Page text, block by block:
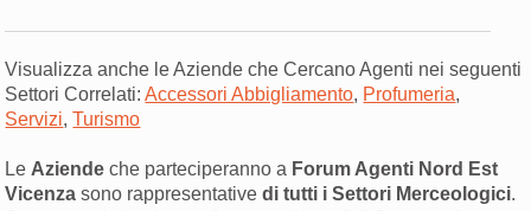
Visualizza anche le Aziende che Cercano Agenti nei seguenti
Settori Correlati:Accessori Abbigliamento, Profumeria,
Servizi,Turismo
Le Aziende che parteciperanno a Forum Agenti Nord Est
Vicenza sono rappresentativedi tutti i Settori Merceologici.